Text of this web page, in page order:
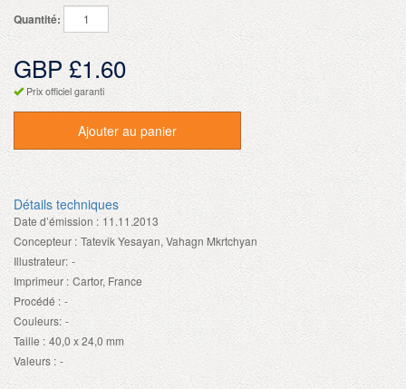
Quantité:
GBP £1.60
Prix officiel garanti
Ajouter au panier
Détails techniques
Date d’émission : 11.11.2013
Concepteur : Tatevik Yesayan, Vahagn Mkrtchyan
Illustrateur: -
Imprimeur : Cartor, France
Procédé : -
Couleurs: -
Taille : 40,0 x 24,0 mm
Valeurs : -